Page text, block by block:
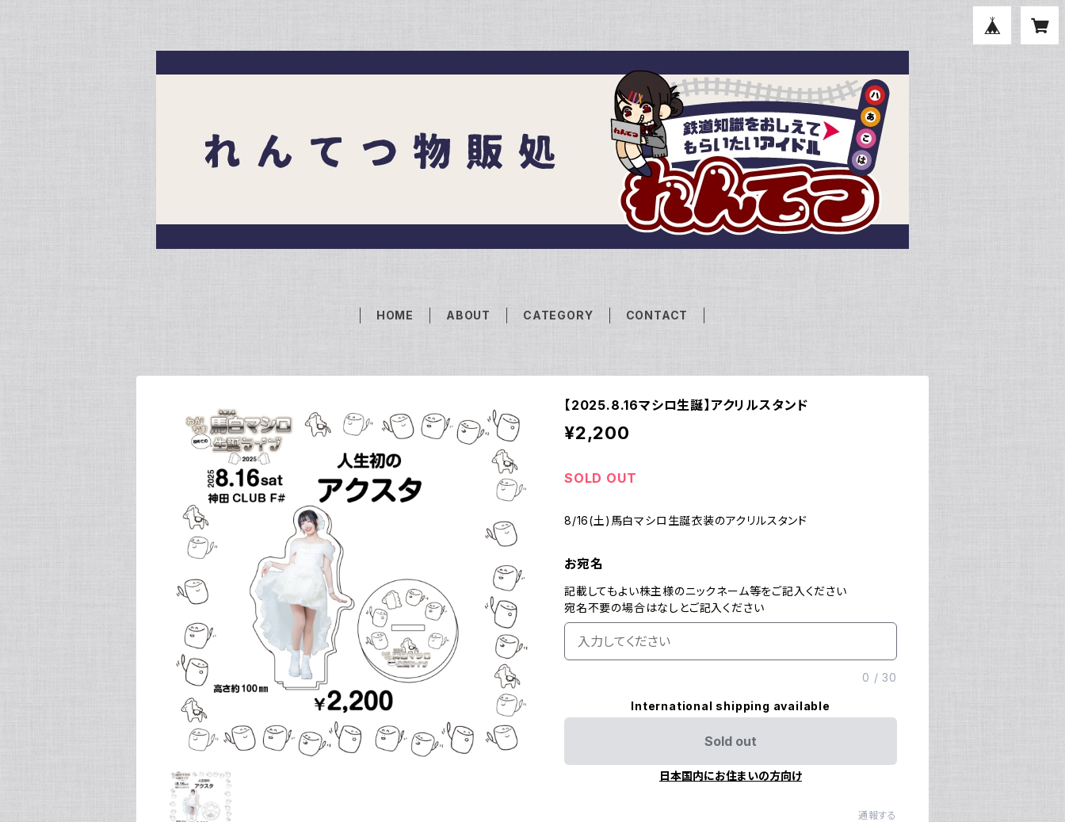
HOME ABOUT CATEGORY CONTACT
【2025.8.16マシロ生誕】アクリルスタンド
¥2,200
SOLD OUT
8/16(土)馬白マシロ生誕衣装のアクリルスタンド
お宛名
記載してもよい株主様のニックネーム等をご記入ください
宛名不要の場合はなしとご記入ください
0 /30
International shipping available
Sold out
日本国内にお住まいの方向け
通報する